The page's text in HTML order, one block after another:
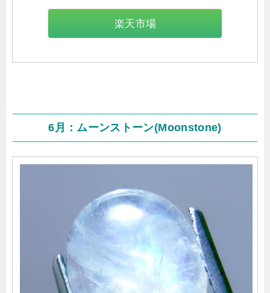
楽天市場
6月：ムーンストーン(Moonstone)